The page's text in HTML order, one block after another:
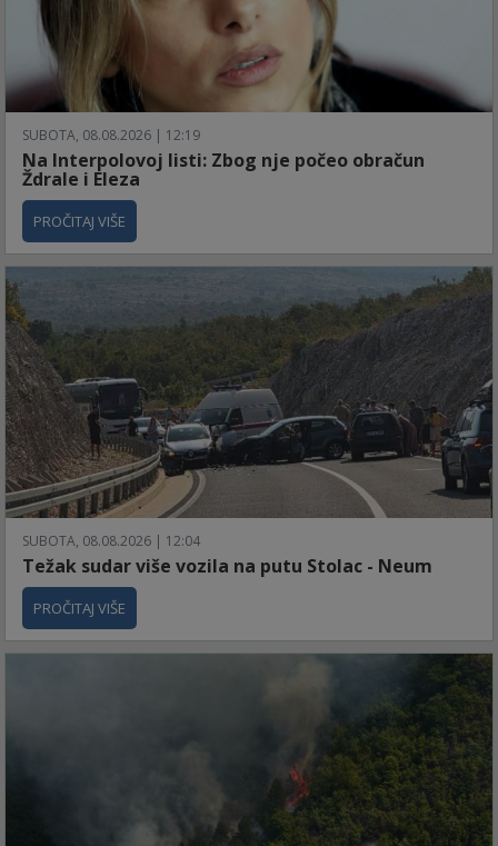
SUBOTA, 08.08.2026 | 12:19
Na Interpolovoj listi: Zbog nje počeo obračun
Ždrale i Eleza
PROČITAJ VIŠE
SUBOTA, 08.08.2026 | 12:04
Težak sudar više vozila na putu Stolac - Neum
PROČITAJ VIŠE